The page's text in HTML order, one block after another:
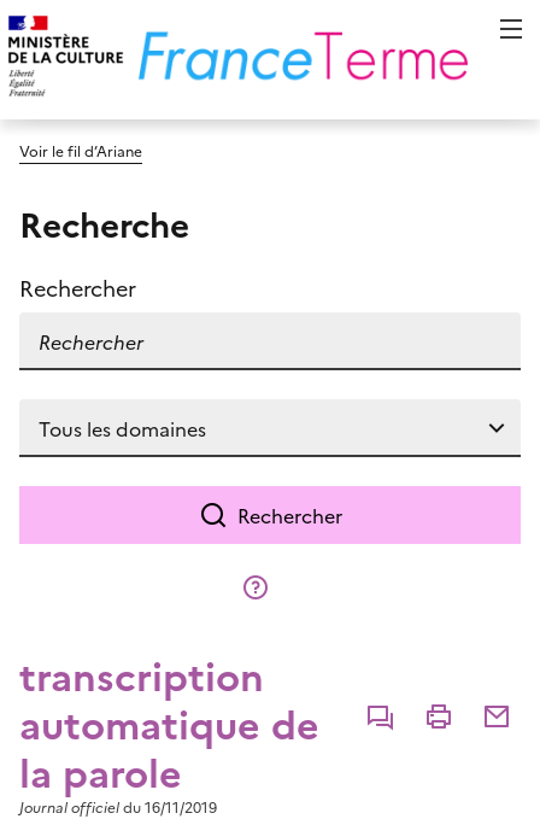
Voir le fil d’Ariane
Recherche
Rechercher
Rechercher
transcription
automatique de
la parole
CommenterImprimer
Journal officieldu 16/11/2019